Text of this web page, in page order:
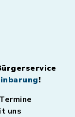
!
uns